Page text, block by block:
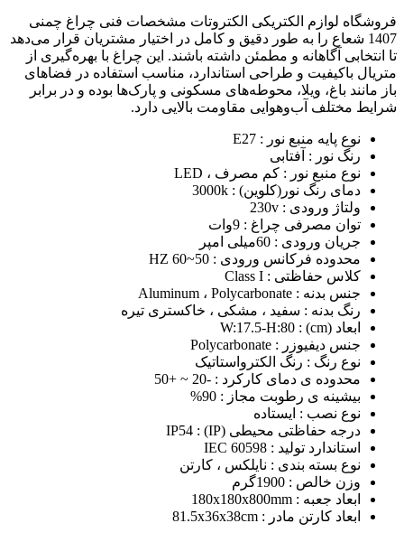
فروشگاه لوازم الکتریکی الکتروتات مشخصات فنی چراغ چمنی
1407 شعاع را به طور دقیق و کامل در اختیار مشتریان قرار می‌دهد
تا انتخابی آگاهانه و مطمئن داشته باشند. این چراغ با بهره‌گیری از
متریال باکیفیت و طراحی استاندارد، مناسب استفاده در فضاهای
باز مانند باغ، ویلا، محوطه‌های مسکونی و پارک‌ها بوده و در برابر
شرایط مختلف آب‌وهوایی مقاومت بالایی دارد.
نوع پایه منبع نور : E27
رنگ نور : آفتابی
نوع منبع نور : کم مصرف ، LED
دمای رنگ نور(کلوین) : 3000k
ولتاژ ورودی : 230v
توان مصرفی چراغ : 9وات
جریان ورودی : 60میلی امپر
محدوده فرکانس ورودی : 50~60 HZ
کلاس حفاظتی : Class I
جنس بدنه : Aluminum ، Polycarbonate
رنگ بدنه : سفید ، مشکی ، خاکستری تیره
ابعاد (cm) : W:17.5-H:80
جنس دیفیوزر : Polycarbonate
نوع رنگ : رنگ الکترواستاتیک
محدوده ی دمای کارکرد : -20 ~ +50
بیشینه ی رطوبت مجاز : 90%
نوع نصب : ایستاده
درجه حفاظتی محیطی (IP) : IP54
استاندارد تولید : IEC 60598
نوع بسته بندی : نایلکس ، کارتن
وزن خالص : 1900گرم
ابعاد جعبه : 180x180x800mm
ابعاد کارتن مادر : 81.5x36x38cm